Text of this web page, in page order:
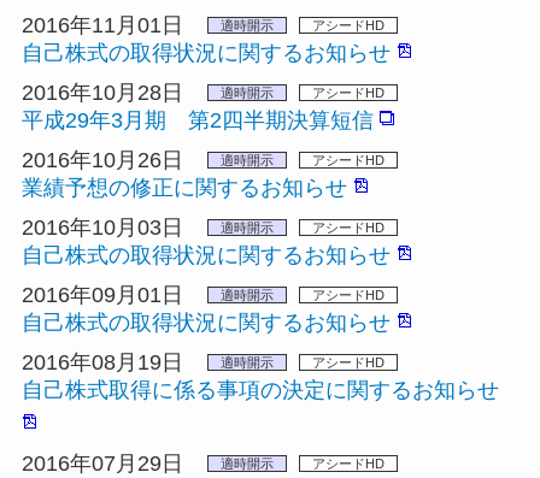
2016年11月01日
適時開示 アシードHD
自己株式の取得状況に関するお知らせ
2016年10月28日
適時開示 アシードHD
平成29年3月期 第2四半期決算短信
2016年10月26日
適時開示 アシードHD
業績予想の修正に関するお知らせ
2016年10月03日
適時開示 アシードHD
自己株式の取得状況に関するお知らせ
2016年09月01日
適時開示 アシードHD
自己株式の取得状況に関するお知らせ
2016年08月19日
適時開示 アシードHD
自己株式取得に係る事項の決定に関するお知らせ
2016年07月29日 適時開示 アシードHD